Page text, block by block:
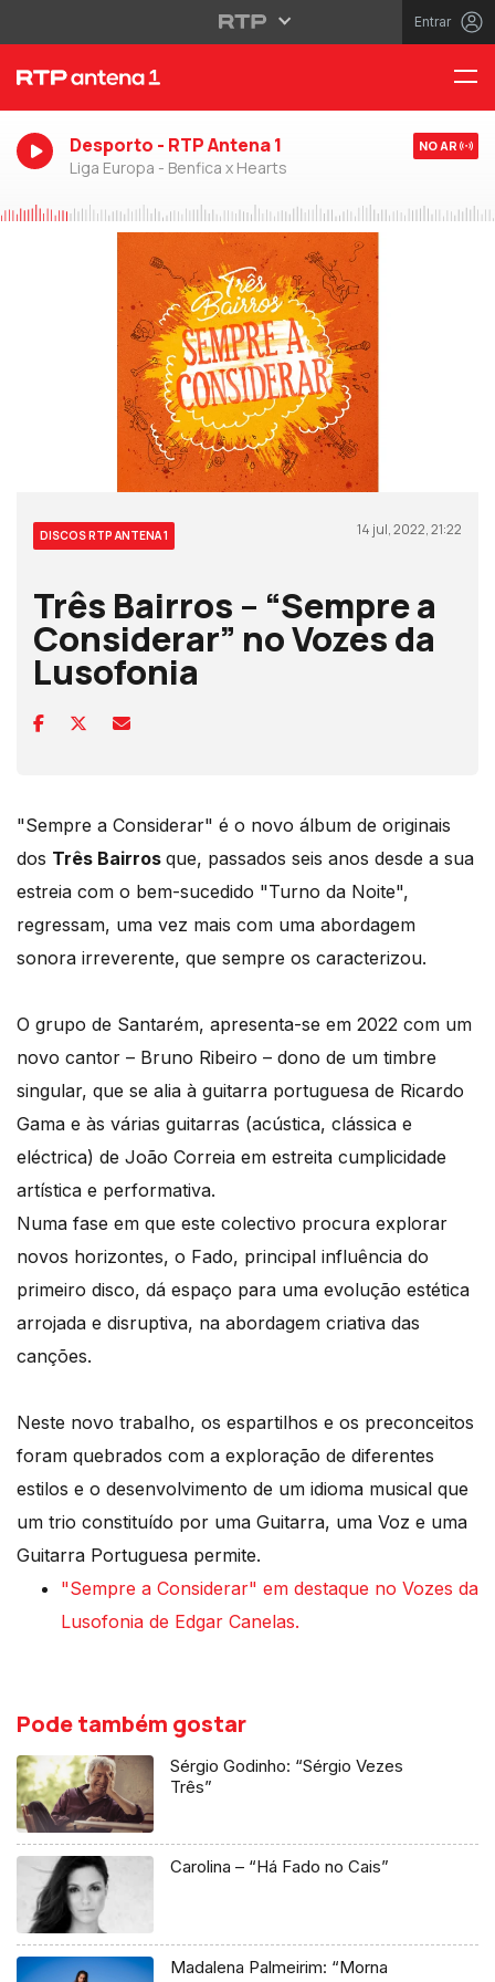
Entrar
Desporto - RTP Antena 1
Liga Europa - Benfica x Hearts
NO AR
DISCOS RTP ANTENA 1 14 jul, 2022, 21:22
Três Bairros – “Sempre a
Considerar” no Vozes da
Lusofonia
"Sempre a Considerar" é o novo álbum de originais
dos Três Bairros que, passados seis anos desde a sua
estreia com o bem-sucedido "Turno da Noite",
regressam, uma vez mais com uma abordagem
sonora irreverente, que sempre os caracterizou.
O grupo de Santarém, apresenta-se em 2022 com um
novo cantor – Bruno Ribeiro – dono de um timbre
singular, que se alia à guitarra portuguesa de Ricardo
Gama e às várias guitarras (acústica, clássica e
eléctrica) de João Correia em estreita cumplicidade
artística e performativa.
Numa fase em que este colectivo procura explorar
novos horizontes, o Fado, principal influência do
primeiro disco, dá espaço para uma evolução estética
arrojada e disruptiva, na abordagem criativa das
canções.
Neste novo trabalho, os espartilhos e os preconceitos
foram quebrados com a exploração de diferentes
estilos e o desenvolvimento de um idioma musical que
um trio constituído por uma Guitarra, uma Voz e uma
Guitarra Portuguesa permite.
"Sempre a Considerar" em destaque no Vozes da
Lusofonia de Edgar Canelas.
Pode também gostar
Sérgio Godinho: “Sérgio Vezes
Três”
Carolina – “Há Fado no Cais”
Madalena Palmeirim: “Morna